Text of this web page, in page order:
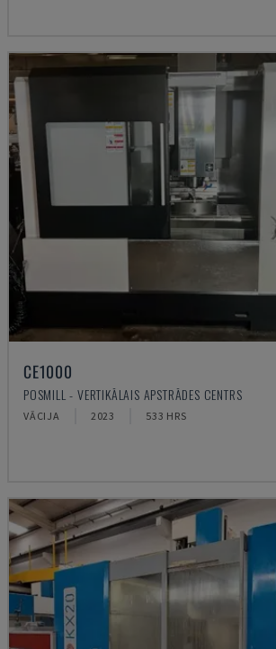
CE1000
POSMILL - VERTIKĀLAIS APSTRĀDES CENTRS
VĀCIJA 2023 533 HRS